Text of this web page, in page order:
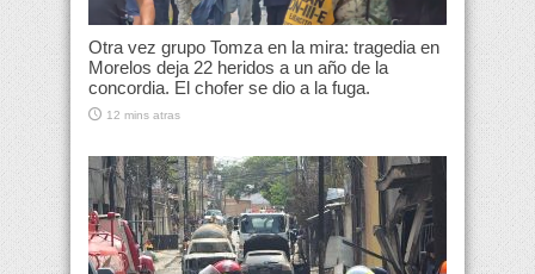
Otra vez grupo Tomza en la mira: tragedia en
Morelos deja 22 heridos a un año de la
concordia. El chofer se dio a la fuga.
12 mins atras